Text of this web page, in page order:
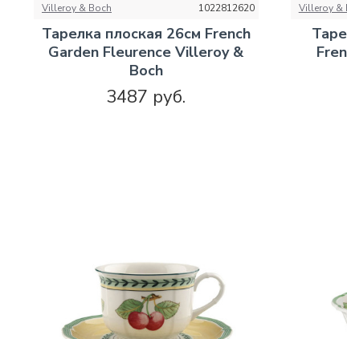
Villeroy & Boch 1022812620
Тарелка плоская 26см French
Garden Fleurence Villeroy &
Boch
3487 руб.
Villeroy &